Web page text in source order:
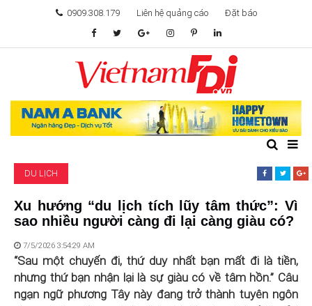
0909.308.179 Liên hệ quảng cáo Đặt báo
TÂM ĐIỂM ĐẦU TƯ
TÀI CHÍNH
KHỞI NGHIỆP
GIẢI TRÍ & CÔNG NGHỆ
DU LỊCH
Xu hướng “du lịch tích lũy tâm thức”: Vì
sao nhiều người càng đi lại càng giàu có?
7/5/2026 3:54:29 AM
“Sau một chuyến đi, thứ duy nhất bạn mất đi là tiền,
nhưng thứ bạn nhận lại là sự giàu có về tâm hồn.” Câu
ngạn ngữ phương Tây này đang trở thành tuyên ngôn